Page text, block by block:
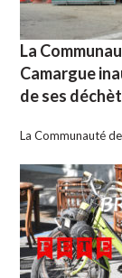
La
Camargue
de ses
La Communauté